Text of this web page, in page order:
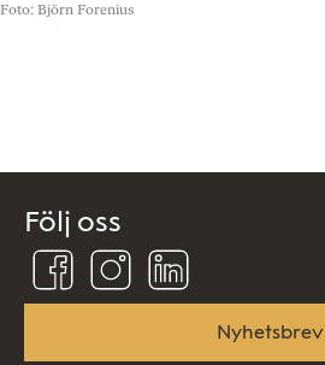
Foto: Björn Forenius
Följ oss
Följ
oss
på
Följ
på
InstagramLinkedin
Nyhetsbrev